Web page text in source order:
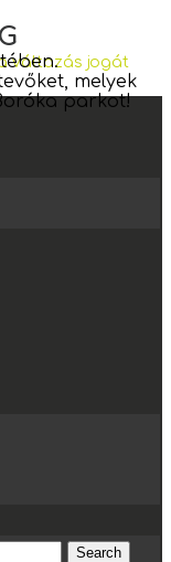
Search
változás jogát
melyek
parkot!